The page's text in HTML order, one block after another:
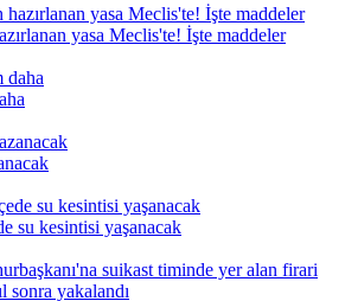
yasa Meclis'te! İşte maddeler
su kesintisi yaşanacak